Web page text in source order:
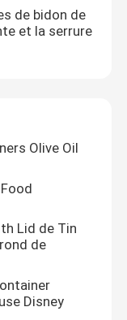
de bidon de
et la serrure
Olive Oil
Lid de Tin
de
Disney